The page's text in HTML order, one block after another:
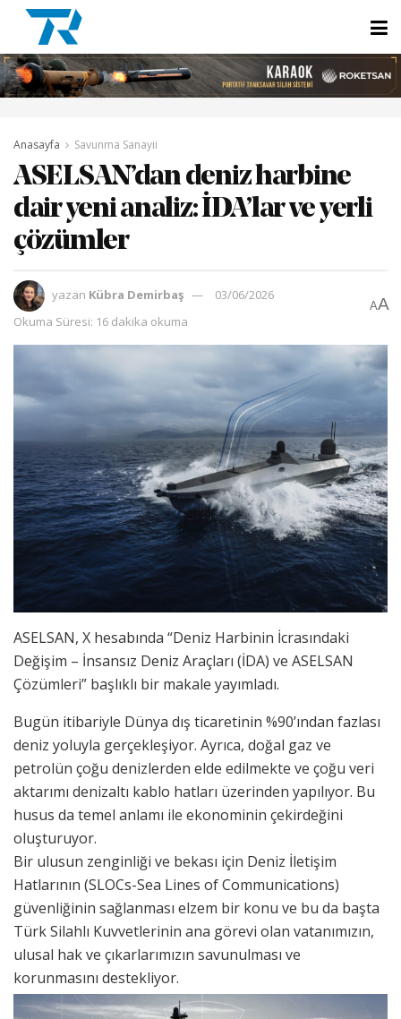
Anasayfa Savunma Sanayii
ASELSAN’dan deniz harbine
dair yeni analiz: İDA’lar ve yerli
çözümler
yazan Kübra Demirbaş
03/06/2026
Okuma Süresi: 16 dakika okuma
AA
ASELSAN, X hesabında “Deniz Harbinin İcrasındaki
Değişim – İnsansız Deniz Araçları (İDA) ve ASELSAN
Çözümleri” başlıklı bir makale yayımladı.
Bugün itibariyle Dünya dış ticaretinin %90’ından fazlası
deniz yoluyla gerçekleşiyor. Ayrıca, doğal gaz ve
petrolün çoğu denizlerden elde edilmekte ve çoğu veri
aktarımı denizaltı kablo hatları üzerinden yapılıyor. Bu
husus da temel anlamı ile ekonominin çekirdeğini
oluşturuyor.
Bir ulusun zenginliği ve bekası için Deniz İletişim
Hatlarının (SLOCs-Sea Lines of Communications)
güvenliğinin sağlanması elzem bir konu ve bu da başta
Türk Silahlı Kuvvetlerinin ana görevi olan vatanımızın,
ulusal hak ve çıkarlarımızın savunulması ve
korunmasını destekliyor.